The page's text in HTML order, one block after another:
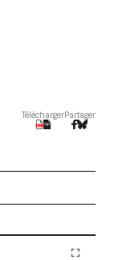
TéléchargerPartager